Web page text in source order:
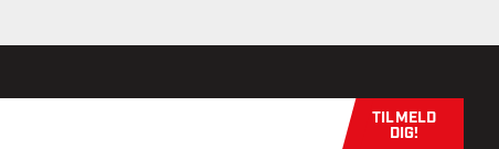
Tilmeld dig
TILMELD
DIG!